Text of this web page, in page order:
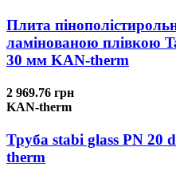
Плита
ламінованою плівкою
30 мм KAN-therm
2 969.76 грн
KAN-therm
Труба stabi glass PN 20
therm